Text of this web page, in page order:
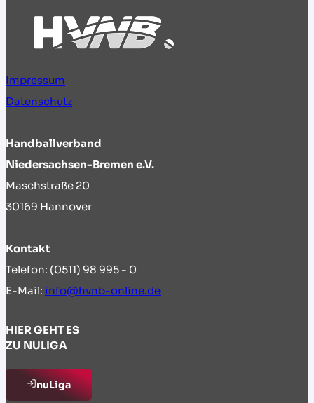
Impressum
Datenschutz
Handballverband
Niedersachsen-Bremen e.V.
Maschstraße 20
30169 Hannover
Kontakt
Telefon: (0511) 98 995 - 0
E-Mail: info@hvnb-online.de
HIER GEHT ES
ZU NULIGA
nuLiga